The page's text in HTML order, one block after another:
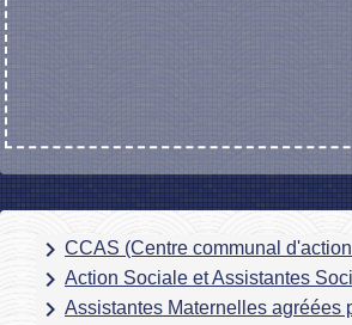
keyboard_arrow_right CCAS (Centre communal
keyboard_arrow_right Action Sociale et Assistantes
keyboard_arrow_right Assistantes Maternelles agréées